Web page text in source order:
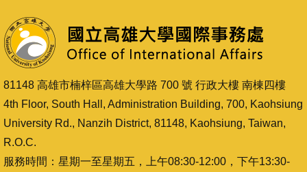
81148 高雄市楠梓區高雄大學路 700 號 行政大樓 南棟四樓
4th Floor, South Hall, Administration Building, 700, Kaohsiung
University Rd., Nanzih District, 81148, Kaohsiung, Taiwan,
R.O.C.
服務時間：星期一至星期五，上午08:30-12:00，下午13:30-